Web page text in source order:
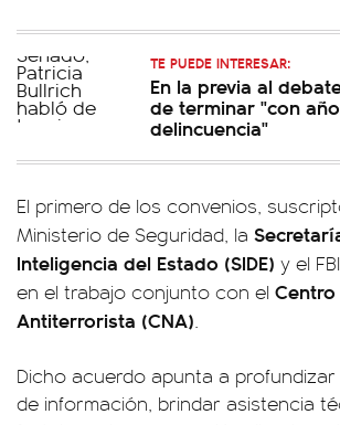
TE PUEDE INTERESAR:
En la previa al
de terminar "con
delincuencia"
El primero de los convenios,
Ministerio de Seguridad, la
Inteligencia del Estado (SIDE) y el
en el trabajo conjunto con el
Antiterrorista (CNA).
Dicho acuerdo apunta a
de información, brindar asistencia